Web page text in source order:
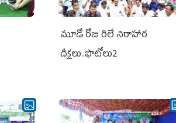
మూడో రోజు రిలే నిరాహార
దీక్షలు..ఫొటోలు2